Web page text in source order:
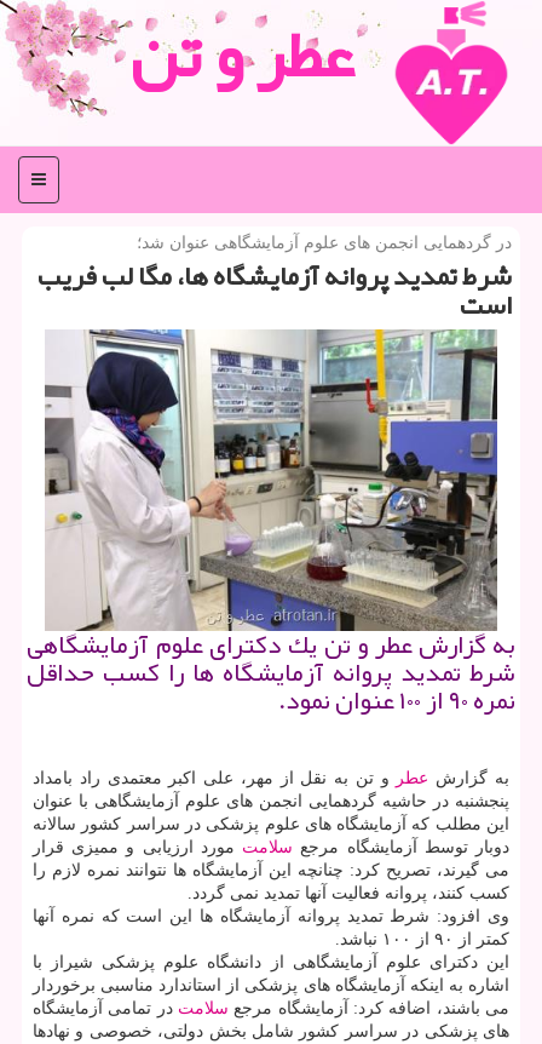
عطر و تن
منو
در گردهمایی انجمن های علوم آزمایشگاهی عنوان شد؛
شرط تمدید پروانه آزمایشگاه ها، مگا لب فریب
است
به گزارش عطر و تن یك دكترای علوم آزمایشگاهی
شرط تمدید پروانه آزمایشگاه ها را كسب حداقل
نمره ۹۰ از ۱۰۰ عنوان نمود.
به گزارش عطر
و تن به نقل از مهر، علی اكبر معتمدی راد بامداد
پنجشنبه در حاشیه گردهمایی انجمن های علوم آزمایشگاهی با عنوان
این مطلب كه آزمایشگاه های علوم پزشكی در سراسر كشور سالانه
دوبار توسط آزمایشگاه مرجع سلامت مورد ارزیابی و ممیزی قرار
می گیرند، تصریح كرد: چنانچه این آزمایشگاه ها نتوانند نمره لازم را
كسب كنند، پروانه فعالیت آنها تمدید نمی گردد.
وی افزود: شرط تمدید پروانه آزمایشگاه ها این است كه نمره آنها
كمتر از ۹۰ از ۱۰۰ نباشد.
این دكترای علوم آزمایشگاهی از دانشگاه علوم پزشكی شیراز با
اشاره به اینكه آزمایشگاه های پزشكی از استاندارد مناسبی برخوردار
می باشند، اضافه كرد: آزمایشگاه مرجع سلامت در تمامی آزمایشگاه
های پزشكی در سراسر كشور شامل بخش دولتی، خصوصی و نهادها